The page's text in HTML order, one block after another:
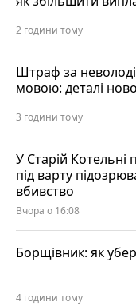
2 години тому
Штраф за
мовою: деталі
3 години тому
У Старій Котельні
під варту
вбивство
Вчора о 16:08
Борщівник: як
4 години тому